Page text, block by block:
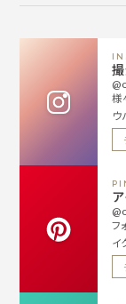
様
ウ
フ
イ